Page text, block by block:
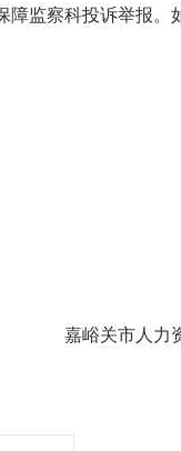
监察科投诉举报。
嘉峪关市人力